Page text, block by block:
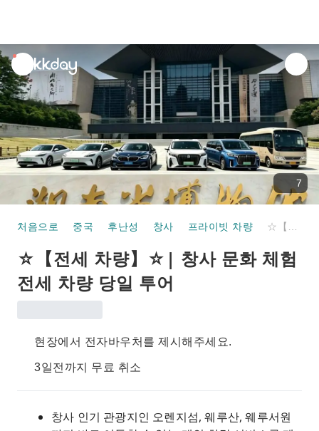
unread
notifications
7
처음으로 중국 후난성 창사 프라이빗 차량
☆【전세 차량】☆| 창사 문화 체험
전세 차량 당일 투어
현장에서 전자바우처를 제시해주세요.
3일전까지 무료 취소
창사 인기 관광지인 오렌지섬, 웨루산, 웨루서원